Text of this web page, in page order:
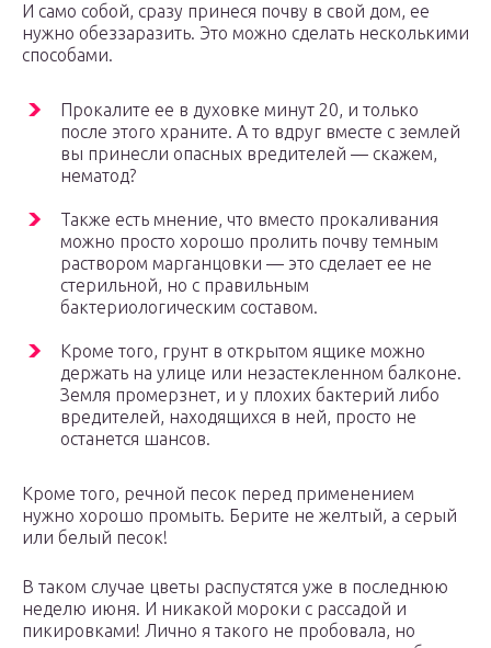
И само собой, сразу принеся почву в свой дом, ее
нужно обеззаразить. Это можно сделать несколькими
способами.
Прокалите ее в духовке минут 20, и только
после этого храните. А то вдруг вместе с землей
вы принесли опасных вредителей — скажем,
нематод?
Также есть мнение, что вместо прокаливания
можно просто хорошо пролить почву темным
раствором марганцовки — это сделает ее не
стерильной, но с правильным
бактериологическим составом.
Кроме того, грунт в открытом ящике можно
держать на улице или незастекленном балконе.
Земля промерзнет, и у плохих бактерий либо
вредителей, находящихся в ней, просто не
останется шансов.
Кроме того, речной песок перед применением
нужно хорошо промыть. Берите не желтый, а серый
или белый песок!
В таком случае цветы распустятся уже в последнюю
неделю июня. И никакой мороки с рассадой и
пикировками! Лично я такого не пробовала, но